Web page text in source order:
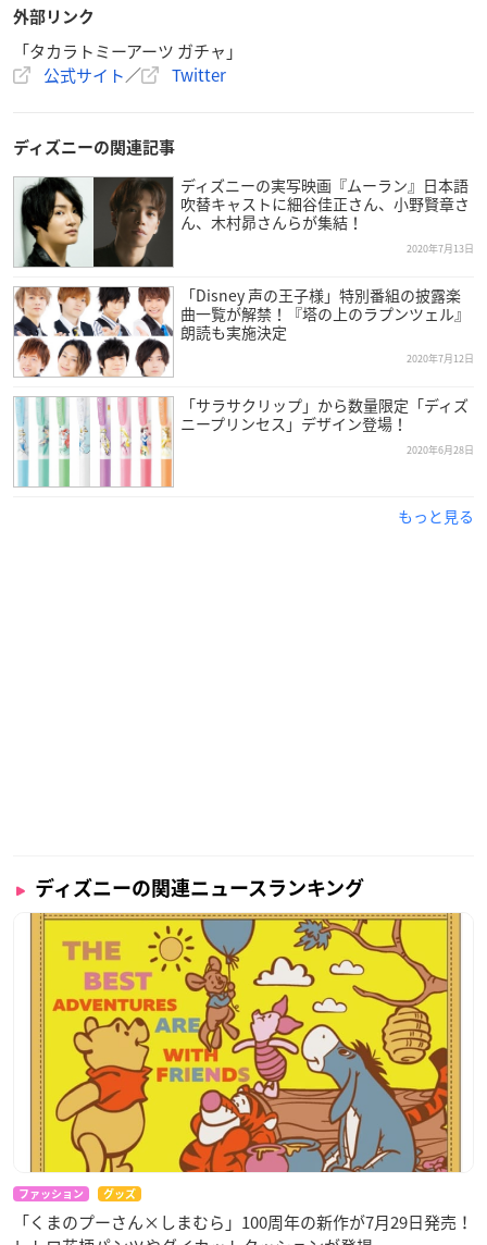
外部リンク
「タカラトミーアーツ ガチャ」
公式サイト／ Twitter
ディズニーの関連記事
ディズニーの実写映画『ムーラン』日本語
吹替キャストに細谷佳正さん、小野賢章さ
ん、木村昴さんらが集結！
2020年7月13日
「Disney 声の王子様」特別番組の披露楽
曲一覧が解禁！『塔の上のラプンツェル』
朗読も実施決定
2020年7月12日
「サラサクリップ」から数量限定「ディズ
ニープリンセス」デザイン登場！
2020年6月28日
もっと見る
ディズニーの関連ニュースランキング
ファッション グッズ
「くまのプーさん×しまむら」100周年の新作が7月29日発売！